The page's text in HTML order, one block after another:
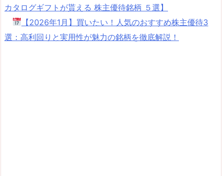
カタログギフトが貰える 株主優待銘柄 ５選】
【2026年1月】買いたい！人気のおすすめ株主優待3
選：高利回りと実用性が魅力の銘柄を徹底解説！